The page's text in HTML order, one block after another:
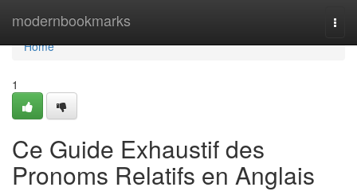
modernbookmarks
Home
Home
1
Ce Guide Exhaustif des
Pronoms Relatifs en Anglais